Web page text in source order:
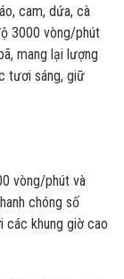
cam, dứa, cà
3000 vòng/phút
mang lại lượng
tươi sáng, giữ
vòng/phút và
chóng số
các khung giờ cao